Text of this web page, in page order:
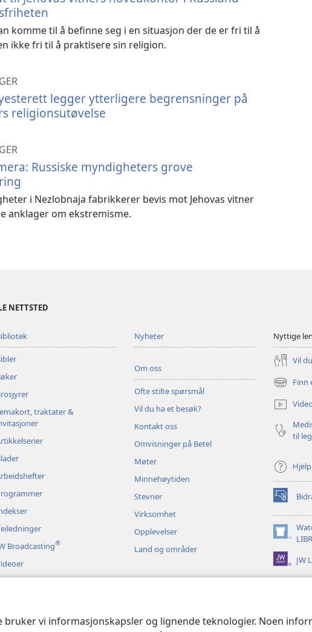
bruker vi informasjonskapsler og lignende teknologier. Noen
komme til å befinne seg i en situasjon der de er fri til å
ikke fri til å praktisere sin religion.
legger ytterligere begrensninger på
religionsutøvelse
Russiske myndigheters grove
i Nezlobnaja fabrikkerer bevis mot Jehovas vitner
anklager om ekstremisme.
NETTSTED
traktater &
Broadcasting®
Dramatiserte bibelopplesninger
Nyheter
Om oss
Ofte stilte spørsmål
Vil du ha et besøk?
Kontakt oss
Omvisninger på Betel
Møter
Minnehøytiden
Stevner
Virksomhet
Opplevelser
Land og områder
Nyttige
Vil
Finn
(åpner
nytt
vindu)
til
Hjelp
(åpner
nytt
vindu)
(åpner
nytt
vindu) JW